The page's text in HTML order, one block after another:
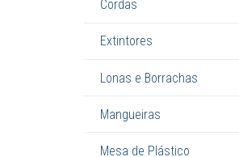
Cordas
Extintores
Lonas e Borrachas
Mangueiras
Mesa de Plástico